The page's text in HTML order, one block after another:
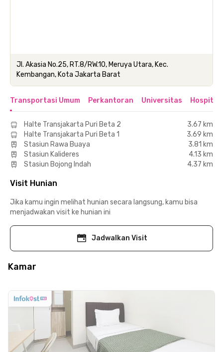
Jl. Akasia No.25, RT.8/RW.10, Meruya Utara, Kec.
Kembangan, Kota Jakarta Barat
Transportasi Umum Perkantoran Universitas Hospital
Halte Transjakarta Puri Beta 2
3.67 km
Halte Transjakarta Puri Beta 1
3.69 km
Stasiun Rawa Buaya
3.81 km
Stasiun Kalideres
4.13 km
Stasiun Bojong Indah
4.37 km
Visit Hunian
Jika kamu ingin melihat hunian secara langsung, kamu bisa
menjadwakan visit ke hunian ini
Jadwalkan Visit
Kamar